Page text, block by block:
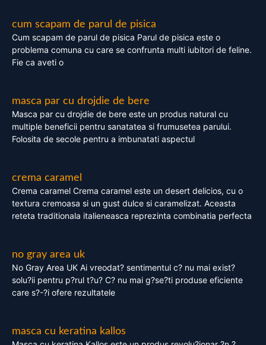
cum scapam de parul de pisica
Cum scapam de parul de pisica Parul de pisica este o
problema comuna cu care se confrunta multi iubitori de feline.
Fie ca aveti o
masca par cu drojdie de bere
Masca par cu drojdie de bere este un produs natural cu
multiple beneficii pentru sanatatea si frumusetea parului.
Folosita de secole pentru a imbunatati aspectul
crema caramel
Crema caramel Crema caramel este un desert delicios, cu o
textura cremoasa si un gust dulce si caramelizat. Aceasta
reteta traditionala italieneasca reprezinta combinatia perfecta
no gray area uk
No Gray Area UK Ai vreodat? sentimentul c? nu mai exist?
solu?ii pentru p?rul t?u? C? nu mai g?se?ti produse eficiente
care s?-?i ofere rezultatele
masca cu keratina kallos